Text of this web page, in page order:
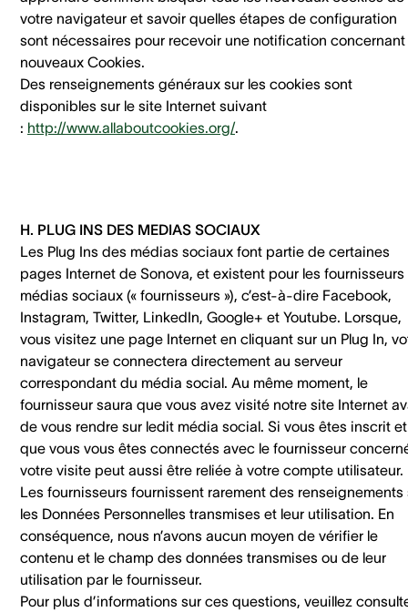
votre navigateur et savoir quelles étapes de configuration
sont nécessaires pour recevoir une notification concernant
nouveaux Cookies.
Des renseignements généraux sur les cookies sont
disponibles sur le site Internet suivant
: http://www.allaboutcookies.org/.
H. PLUG INS DES MEDIAS SOCIAUX
Les Plug Ins des médias sociaux font partie de certaines
pages Internet de Sonova, et existent pour les fournisseurs
médias sociaux (« fournisseurs »), c’est-à-dire Facebook,
Instagram, Twitter, LinkedIn, Google+ et Youtube. Lorsque,
vous visitez une page Internet en cliquant sur un Plug In,
navigateur se connectera directement au serveur
correspondant du média social. Au même moment, le
fournisseur saura que vous avez visité notre site Internet
de vous rendre sur ledit média social. Si vous êtes inscrit et
que vous vous êtes connectés avec le fournisseur
votre visite peut aussi être reliée à votre compte utilisateur.
Les fournisseurs fournissent rarement des renseignements
les Données Personnelles transmises et leur utilisation. En
conséquence, nous n’avons aucun moyen de vérifier le
contenu et le champ des données transmises ou de leur
utilisation par le fournisseur.
Pour plus d’informations sur ces questions, veuillez